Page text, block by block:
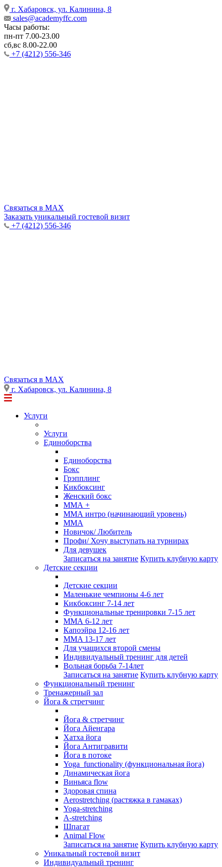
г. Хабаровск, ул. Калинина, 8
sales@academyffc.com
Часы работы:
пн-пт 7.00-23.00
сб,вс 8.00-22.00
+7 (4212) 556-346
Cвязаться в MAX
Заказать уникальный гостевой визит
+7 (4212) 556-346
Cвязаться в MAX
г. Хабаровск, ул. Калинина, 8
Услуги
Услуги
Единоборства
Единоборства
Бокс
Грэпплинг
Кикбоксинг
Женский бокс
ММА +
ММА интро (начинающий уровень)
ММА
Новичок/ Любитель
Профи/ Хочу выступать на турнирах
Для девушек
Записаться на занятие Купить клубную карту
Детские секции
Детские секции
Маленькие чемпионы 4-6 лет
Кикбоксинг 7-14 лет
Функциональные тренировки 7-15 лет
ММА 6-12 лет
Капоэйра 12-16 лет
MMA 13-17 лет
Для учащихся второй смены
Индивидуальный тренинг для детей
Вольная борьба 7-14лет
Записаться на занятие Купить клубную карту
Функциональный тренинг
Тренажерный зал
Йога & стретчинг
Йога & стретчинг
Йога Айенгара
Хатха йога
Йога Антигравити
Йога в потоке
Yoga functionality (функциональная йога)
Динамическая йога
Виньяса flow
Здоровая спина
Aerostretching (растяжка в гамаках)
Yoga-stretching
A-stretching
Шпагат
Animal Flow
Записаться на занятие Купить клубную карту
Уникальный гостевой визит
Индивидуальный тренинг